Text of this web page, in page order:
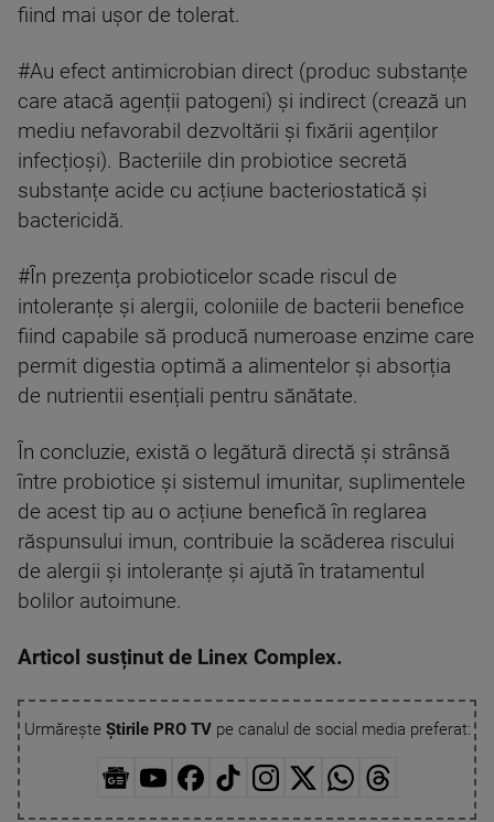
fiind mai ușor de tolerat.
#Au efect antimicrobian direct (produc substanțe
care atacă agenții patogeni) și indirect (crează un
mediu nefavorabil dezvoltării și fixării agenților
infecțioși). Bacteriile din probiotice secretă
substanțe acide cu acțiune bacteriostatică și
bactericidă.
#În prezența probioticelor scade riscul de
intoleranțe și alergii, coloniile de bacterii benefice
fiind capabile să producă numeroase enzime care
permit digestia optimă a alimentelor și absorția
de nutrientii esențiali pentru sănătate.
În concluzie, există o legătură directă și strânsă
între probiotice și sistemul imunitar, suplimentele
de acest tip au o acțiune benefică în reglarea
răspunsului imun, contribuie la scăderea riscului
de alergii și intoleranțe și ajută în tratamentul
bolilor autoimune.
Articol susținut de Linex Complex.
Urmărește Știrile PRO TVpe canalul de social media preferat: